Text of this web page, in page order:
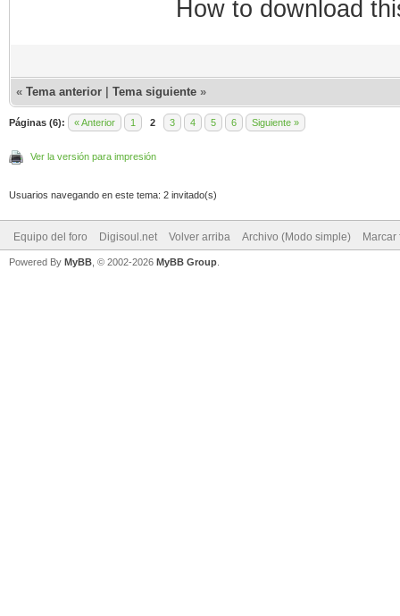
How to download
« Tema anterior Tema siguiente »
Páginas (6): « Anterior 1 2 3 4 5 6 Siguiente »
Ver la versión para impresión
Usuarios navegando en este tema: 2 invitado(s)
Equipo del foro Digisoul.net Volver arriba Archivo (Modo simple) Marcar
Powered By MyBB , © 2002-2026 MyBB Group